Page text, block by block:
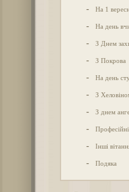
- На 1
- На день
- З Днем
- З Покрова
- На день
- З
- З днем
- Професійні
- Інші
- Подяка